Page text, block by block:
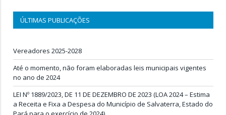
ÚLTIMAS PUBLICAÇÕES
Vereadores 2025-2028
Até o momento, não foram elaboradas leis municipais vigentes
no ano de 2024
LEI Nº 1889/2023, DE 11 DE DEZEMBRO DE 2023 (LOA 2024 – Estima
a Receita e Fixa a Despesa do Município de Salvaterra, Estado do